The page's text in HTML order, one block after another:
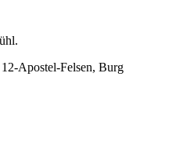
Apostel-Felsen, Burg